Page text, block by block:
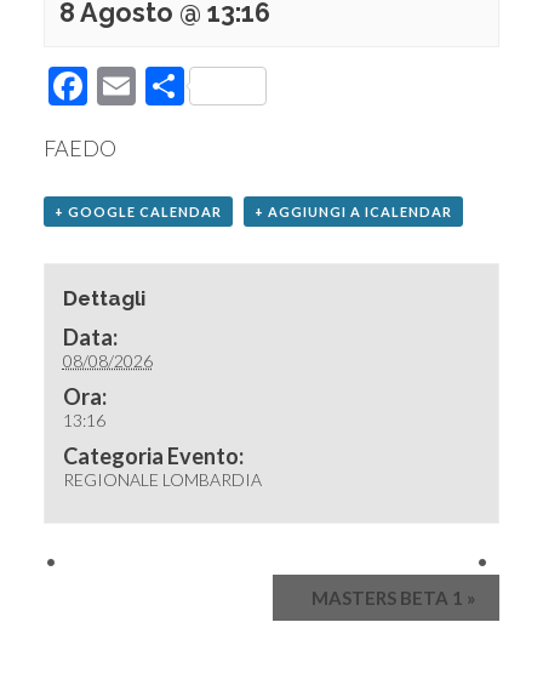
8 Agosto @ 13:16
Facebook
EmailCondividi
FAEDO
+ GOOGLE CALENDAR + AGGIUNGI A ICALENDAR
Dettagli
Data:
08/08/2026
Ora:
13:16
Categoria Evento:
REGIONALE LOMBARDIA
MASTERS BETA 1 »